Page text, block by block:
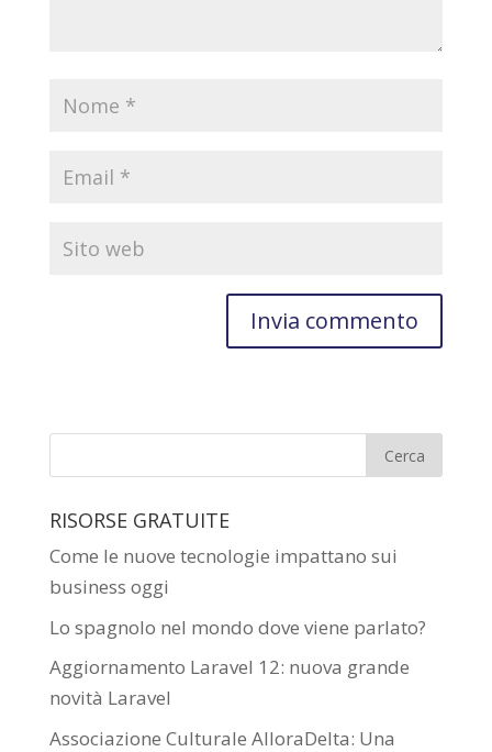
RISORSE GRATUITE
Come le nuove tecnologie impattano sui
business oggi
Lo spagnolo nel mondo dove viene parlato?
Aggiornamento Laravel 12: nuova grande
novità Laravel
Associazione Culturale AlloraDelta: Una